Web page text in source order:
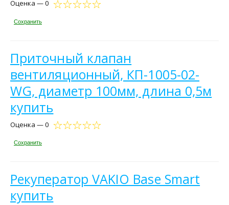
Оценка — 0
Сохранить
Приточный клапан
вентиляционный, КП-1005-02-
WG, диаметр 100мм, длина 0,5м
купить
Оценка — 0
Сохранить
Рекуператор VAKIO Base Smart
купить